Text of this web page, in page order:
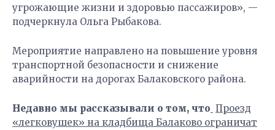
угрожающие жизни и здоровью пассажиров», —
подчеркнула Ольга Рыбакова.
Мероприятие направлено на повышение уровня
транспортной безопасности и снижение
аварийности на дорогах Балаковского района.
Недавно мы рассказывали о том, что Проезд
«легковушек» на кладбища Балаково ограничат